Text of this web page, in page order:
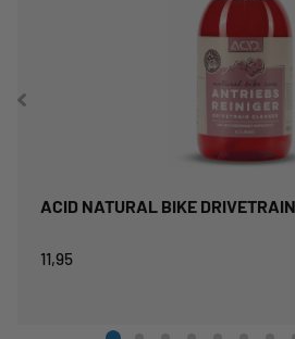
ACID NATURAL BIKE
11,95